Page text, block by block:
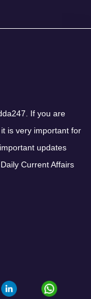
If you are
is very important for
updates
Current Affairs